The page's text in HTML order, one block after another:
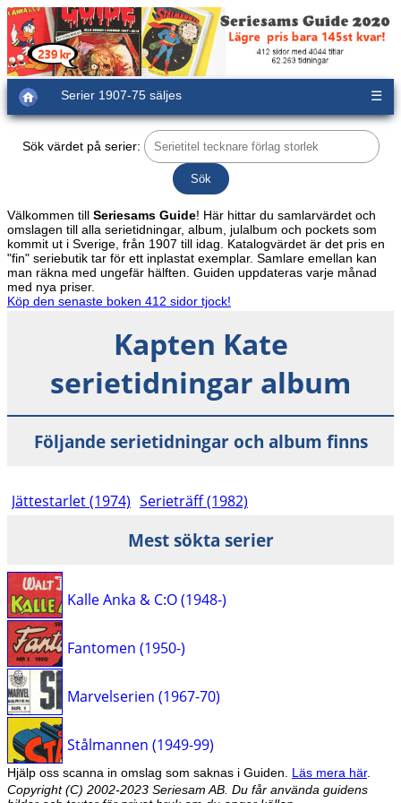
Serier 1907-75 säljes ☰
Sök värdet på serier:
Välkommen till Seriesams Guide! Här hittar du samlarvärdet och
omslagen till alla serietidningar, album, julalbum och pockets som
kommit ut i Sverige, från 1907 till idag. Katalogvärdet är det pris en
"fin" seriebutik tar för ett inplastat exemplar. Samlare emellan kan
man räkna med ungefär hälften. Guiden uppdateras varje månad
med nya priser.
Köp den senaste boken 412 sidor tjock!
Kapten Kate
serietidningar album
Följande serietidningar och album finns
Jättestarlet (1974) Serieträff (1982)
Mest sökta serier
Kalle Anka & C:O (1948-)
Fantomen (1950-)
Marvelserien (1967-70)
Stålmannen (1949-99)
Hjälp oss scanna in omslag som saknas i Guiden. Läs mera här.
Copyright (C) 2002-2023 Seriesam AB. Du får använda guidens